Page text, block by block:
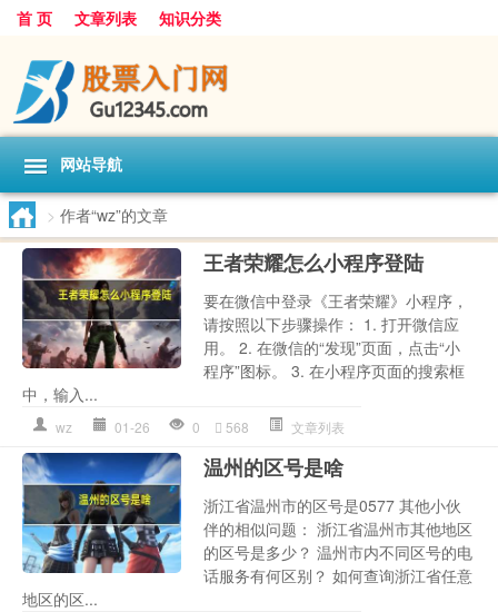
首 页 文章列表 知识分类
网站导航
> 作者“wz”的文章
王者荣耀怎么小程序登陆
要在微信中登录《王者荣耀》小程序，
请按照以下步骤操作： 1. 打开微信应
用。 2. 在微信的“发现”页面，点击“小
程序”图标。 3. 在小程序页面的搜索框
中，输入...
wz 01-26 0 568 文章列表
温州的区号是啥
浙江省温州市的区号是0577 其他小伙
伴的相似问题： 浙江省温州市其他地区
的区号是多少？ 温州市内不同区号的电
话服务有何区别？ 如何查询浙江省任意
地区的区...